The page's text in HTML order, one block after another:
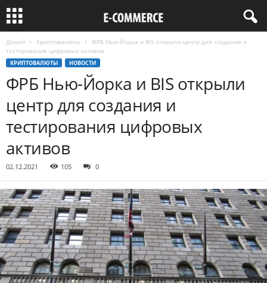
Домой Криптовалюты
ФРБ Нью-Йорка и BIS открыли центр для создания и
тестирования цифровых активов
КРИПТОВАЛЮТЫ НОВОСТИ
ФРБ Нью-Йорка и BIS открыли
центр для создания и
тестирования цифровых
активов
02.12.2021 105 0